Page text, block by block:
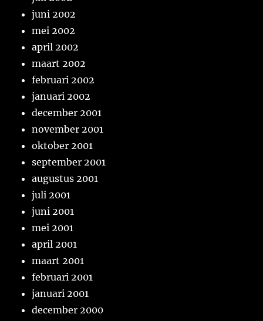
juni 2002
mei 2002
april 2002
maart 2002
februari 2002
januari 2002
december 2001
november 2001
oktober 2001
september 2001
augustus 2001
juli 2001
juni 2001
mei 2001
april 2001
maart 2001
februari 2001
januari 2001
december 2000